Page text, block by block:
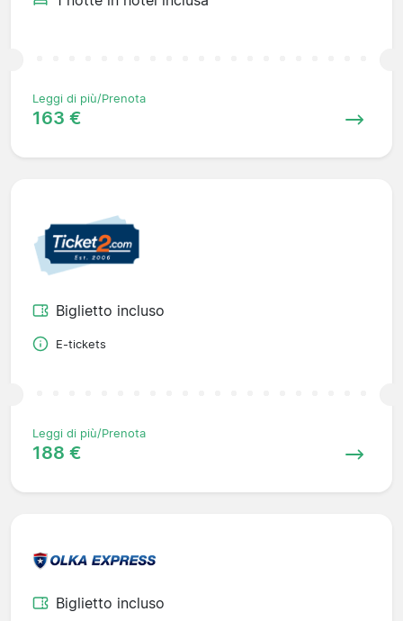
Leggi di più/Prenota
163 €
Biglietto incluso
E-tickets
Leggi di più/Prenota
188 €
Biglietto incluso